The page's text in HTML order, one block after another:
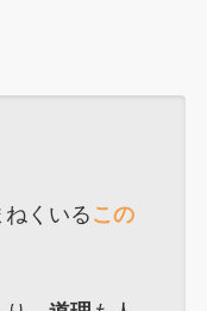
くいるこの